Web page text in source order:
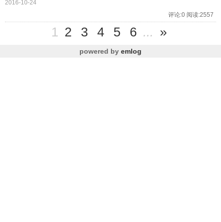
2016-10-24
评论:0 阅读:2557
1 2 3 4 5 6 ... »
powered by emlog